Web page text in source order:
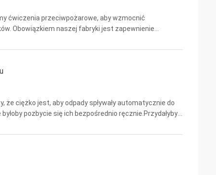
ćwiczenia przeciwpożarowe, aby wzmocnić
Obowiązkiem naszej fabryki jest zapewnienie
że ciężko jest, aby odpady spływały automatycznie do
pozbycie się ich bezpośrednio ręcznie.Przydałyby